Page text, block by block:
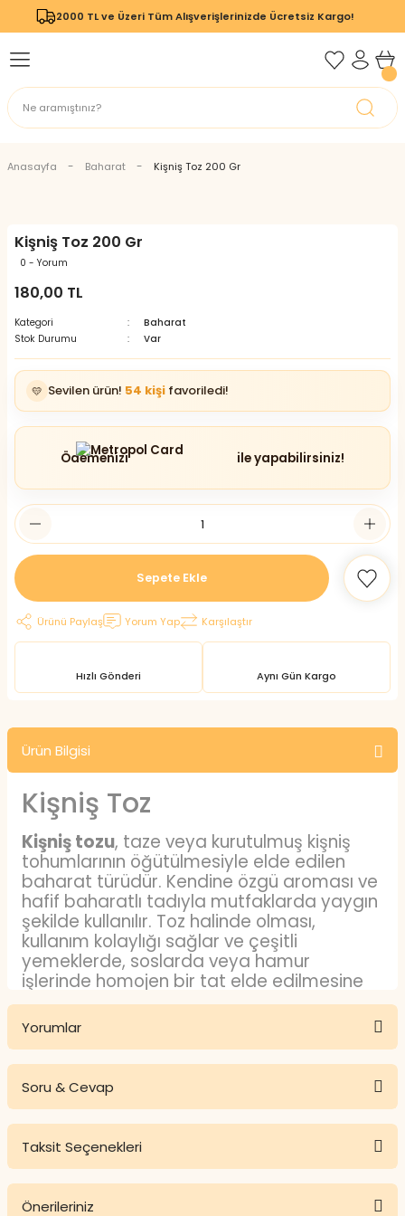
2000 TL ve Üzeri Tüm Alışverişlerinizde Ücretsiz Kargo!
Geri Dön
Geri Dön
Anasayfa Baharat Kişniş Toz 200 Gr
Kişniş Toz 200 Gr
0 - Yorum
180,00 TL
Kategori
Baharat
Stok Durumu
Var
💛 Sevilen ürün! 54 kişi favoriledi!
Ödemenizi ile yapabilirsiniz!
Sepete Ekle
Ürünü Paylaş Yorum Yap Karşılaştır
Hızlı Gönderi Aynı Gün Kargo
Ürün Bilgisi
Kişniş Toz
Kişniş tozu, taze veya kurutulmuş kişniş
tohumlarının öğütülmesiyle elde edilen
baharat türüdür. Kendine özgü aroması ve
hafif baharatlı tadıyla mutfaklarda yaygın
şekilde kullanılır. Toz halinde olması,
kullanım kolaylığı sağlar ve çeşitli
yemeklerde, soslarda veya hamur
işlerinde homojen bir tat elde edilmesine
yardımcı olur.
Kişniş Toz Nedir?
Kişniş tozu, kişniş bitkisinin olgun
tohumlarının kurutulup ince bir şekilde
öğütülmesiyle elde edilen baharattır. Klasik
baharat formlarından biri olan bu toz,
özellikle aromatik ve baharatlı tatlar
isteyen mutfaklarda sıkça kullanılır.
Tohumlar tamamen kurutulduktan sonra
öğütüldüğü için uzun süre muhafaza
Yorumlar
Soru & Cevap
Taksit Seçenekleri
Önerileriniz